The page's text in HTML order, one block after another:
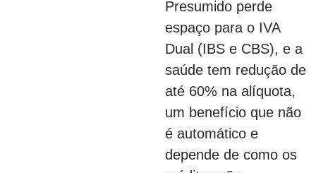
Presumido perde
espaço para o IVA
Dual (IBS e CBS), e a
saúde tem redução de
até 60% na alíquota,
um benefício que não
é automático e
depende de como os